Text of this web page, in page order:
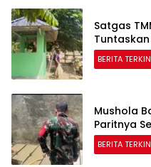
Satgas
BERITA
Mushola
Paritnya
BERITA